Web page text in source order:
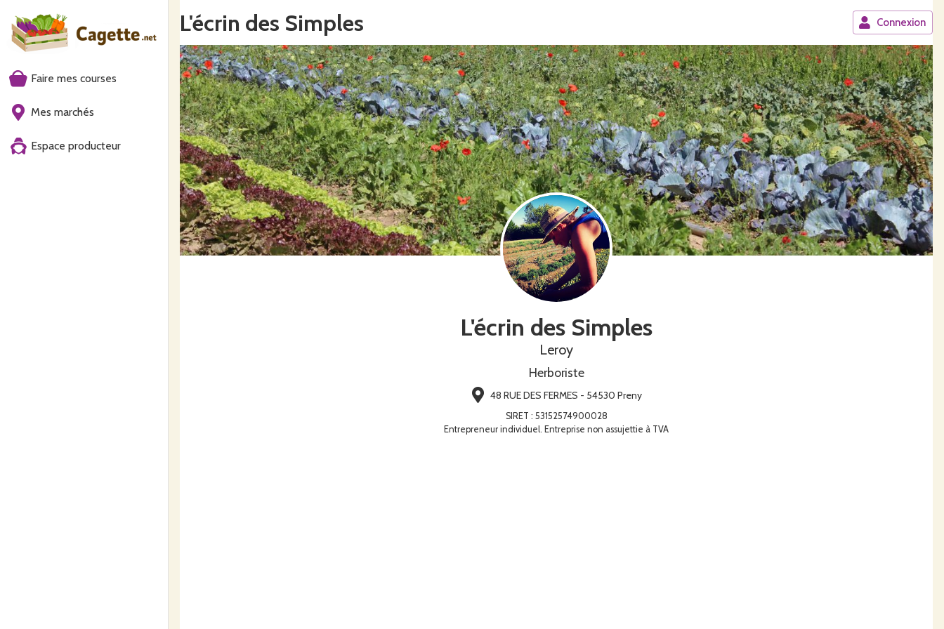
Faire mes courses
Mes marchés
Espace producteur
L'écrin des Simples Connexion
L'écrin des Simples
Leroy
Herboriste
48 RUE DES FERMES - 54530 Preny
SIRET : 53152574900028
Entrepreneur individuel. Entreprise non assujettie à TVA